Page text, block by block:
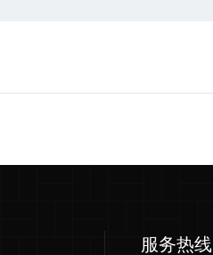
服务热线